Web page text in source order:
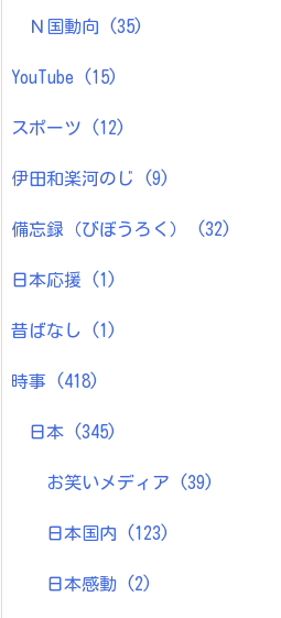
Ｎ国動向 (35)
YouTube (15)
スポーツ (12)
伊田和楽河のじ (9)
備忘録（びぼうろく） (32)
日本応援 (1)
昔ばなし (1)
時事 (418)
日本 (345)
お笑いメディア (39)
日本国内 (123)
日本感動 (2)